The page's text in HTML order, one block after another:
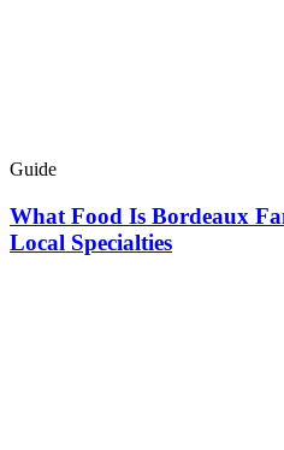
Guide
What Food Is Bordeaux
Local Specialties